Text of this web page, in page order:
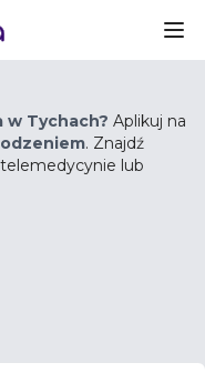
w Tychach? Aplikuj na
. Znajdź
lub